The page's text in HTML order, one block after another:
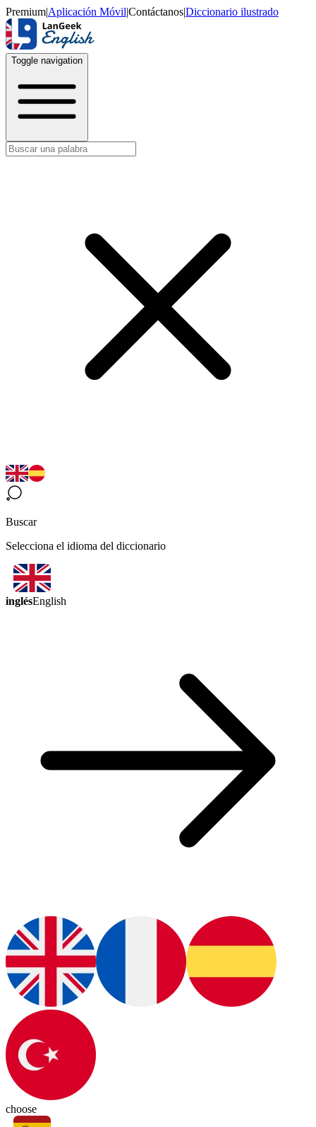
Premium|Aplicación Móvil|Contáctanos|Diccionario ilustrado
Toggle navigation
Buscar
Selecciona el idioma del diccionario
inglésEnglish
choose